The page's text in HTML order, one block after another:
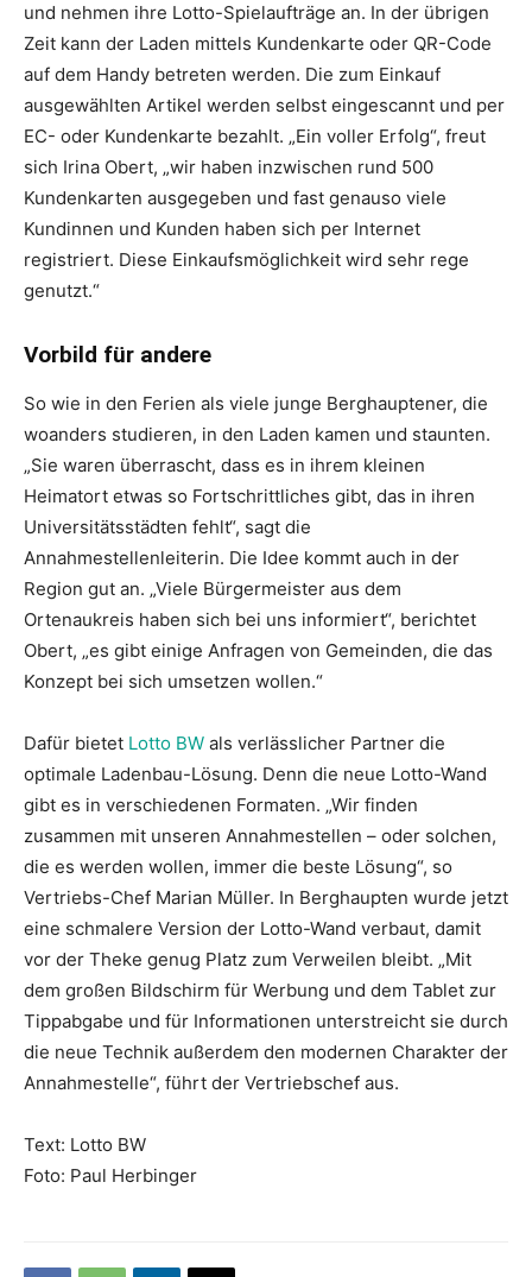
und nehmen ihre Lotto-Spielaufträge an. In der übrigen
Zeit kann der Laden mittels Kundenkarte oder QR-Code
auf dem Handy betreten werden. Die zum Einkauf
ausgewählten Artikel werden selbst eingescannt und per
EC- oder Kundenkarte bezahlt. „Ein voller Erfolg“, freut
sich Irina Obert, „wir haben inzwischen rund 500
Kundenkarten ausgegeben und fast genauso viele
Kundinnen und Kunden haben sich per Internet
registriert. Diese Einkaufsmöglichkeit wird sehr rege
genutzt.“
Vorbild für andere
So wie in den Ferien als viele junge Berghauptener, die
woanders studieren, in den Laden kamen und staunten.
„Sie waren überrascht, dass es in ihrem kleinen
Heimatort etwas so Fortschrittliches gibt, das in ihren
Universitätsstädten fehlt“, sagt die
Annahmestellenleiterin. Die Idee kommt auch in der
Region gut an. „Viele Bürgermeister aus dem
Ortenaukreis haben sich bei uns informiert“, berichtet
Obert, „es gibt einige Anfragen von Gemeinden, die das
Konzept bei sich umsetzen wollen.“
Dafür bietet Lotto BW als verlässlicher Partner die
optimale Ladenbau-Lösung. Denn die neue Lotto-Wand
gibt es in verschiedenen Formaten. „Wir finden
zusammen mit unseren Annahmestellen – oder solchen,
die es werden wollen, immer die beste Lösung“, so
Vertriebs-Chef Marian Müller. In Berghaupten wurde jetzt
eine schmalere Version der Lotto-Wand verbaut, damit
vor der Theke genug Platz zum Verweilen bleibt. „Mit
dem großen Bildschirm für Werbung und dem Tablet zur
Tippabgabe und für Informationen unterstreicht sie durch
die neue Technik außerdem den modernen Charakter der
Annahmestelle“, führt der Vertriebschef aus.
Text: Lotto BW
Foto: Paul Herbinger